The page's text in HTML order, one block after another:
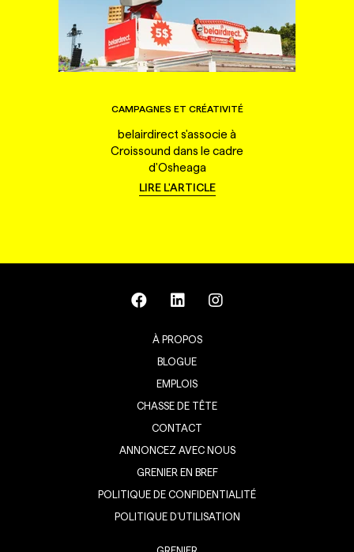
CAMPAGNES ET CRÉATIVITÉ
belairdirect s'associe à
Croissound dans le cadre
d'Osheaga
LIRE L'ARTICLE
À PROPOS
BLOGUE
EMPLOIS
CHASSE DE TÊTE
CONTACT
ANNONCEZ AVEC NOUS
GRENIER EN BREF
POLITIQUE DE CONFIDENTIALITÉ
POLITIQUE D’UTILISATION